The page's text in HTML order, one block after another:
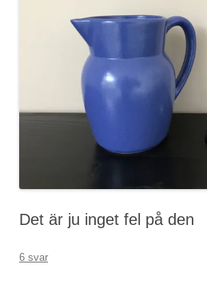
Det är ju inget fel på den
6 svar